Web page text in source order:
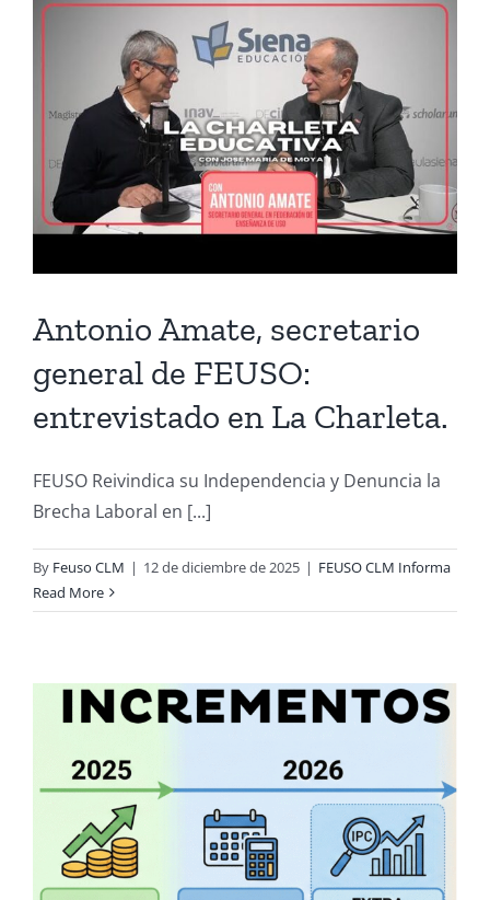
Antonio Amate, secretario
general de FEUSO:
entrevistado en La Charleta.
FEUSO Reivindica su Independencia y Denuncia la
Brecha Laboral en [...]
By Feuso CLM | 12 de diciembre de 2025 | FEUSO CLM Informa
Read More